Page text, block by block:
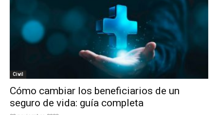
Civil
Cómo cambiar los beneficiarios de un
seguro de vida: guía completa